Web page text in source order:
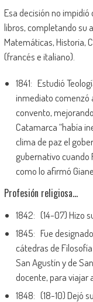
Esa decisión no
libros, completando su
Matemáticas, Historia,
(francés e italiano).
1841: Estudió
inmediato comenzó
convento,
Catamarca “había
clima de paz el
gubernativo cuando
como lo afirmó
Profesión religiosa…
1842: (14-07) Hizo
1845: Fue
cátedras de
San Agustín y de
docente, para viajar
1848: (18-10) Dejó